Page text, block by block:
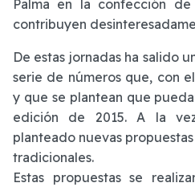
Palma en la confección
contribuyen
De estas jornadas ha salido
serie de números que, con
y que se plantean que
edición de 2015. A la
planteado nuevas
tradicionales.
Estas propuestas se